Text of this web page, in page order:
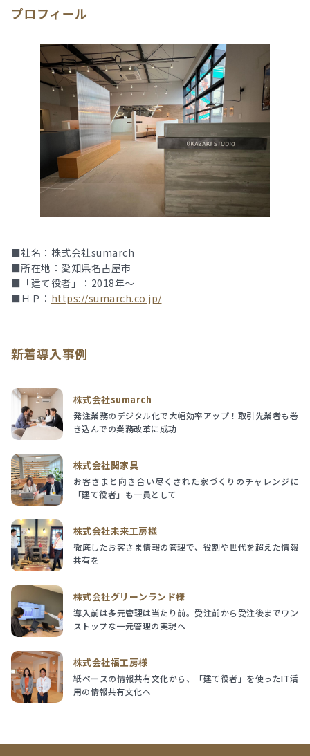
プロフィール
■社名：株式会社sumarch
■所在地：愛知県名古屋市
■「建て役者」：2018年～
■ＨＰ： https://sumarch.co.jp/
新着導入事例
株式会社sumarch
発注業務のデジタル化で大幅効率アップ！取引先業者も巻
き込んでの業務改革に成功
株式会社関家具
お客さまと向き合い尽くされた家づくりのチャレンジに
「建て役者」も一員として
株式会社未来工房様
徹底したお客さま情報の管理で、役割や世代を超えた情報
共有を
株式会社グリーンランド様
導入前は多元管理は当たり前。受注前から受注後までワン
ストップな一元管理の実現へ
株式会社福工房様
紙ベースの情報共有文化から、「建て役者」を使ったIT活
用の情報共有文化へ